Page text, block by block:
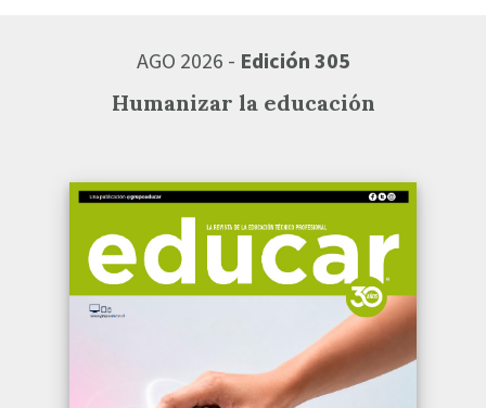
AGO 2026 - Edición 305
Humanizar la educación